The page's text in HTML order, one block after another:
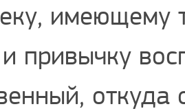
имеющему
привычку
откуда